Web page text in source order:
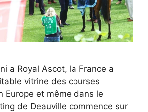
a Royal Ascot, la France a
vitrine des courses
Europe et même dans le
de Deauville commence sur